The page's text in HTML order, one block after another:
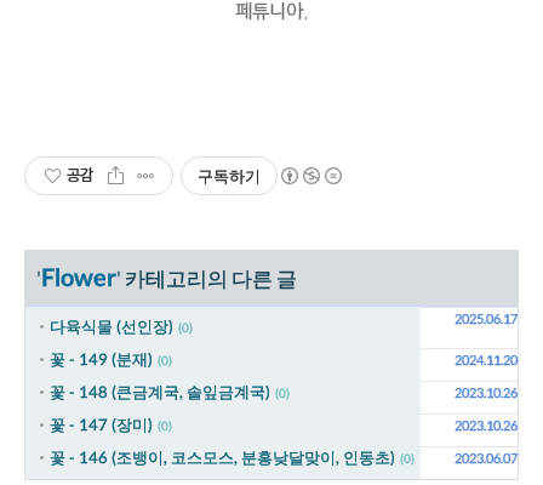
페튜니아.
공감 구독하기
'Flower' 카테고리의 다른 글
다육식물 (선인장) (0)
2025.06.17
꽃 - 149 (분재) (0) 2024.11.20
꽃 - 148 (큰금계국, 솔잎금계국) (0) 2023.10.26
꽃 - 147 (장미) (0) 2023.10.26
꽃 - 146 (조뱅이, 코스모스, 분홍낮달맞이, 인동초) (0) 2023.06.07